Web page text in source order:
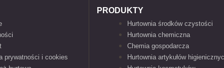
prywatności i cookies
PRODUKTY
Hurtownia środków czystości
Hurtownia chemiczna
Chemia gospodarcza
Hurtownia artykułów